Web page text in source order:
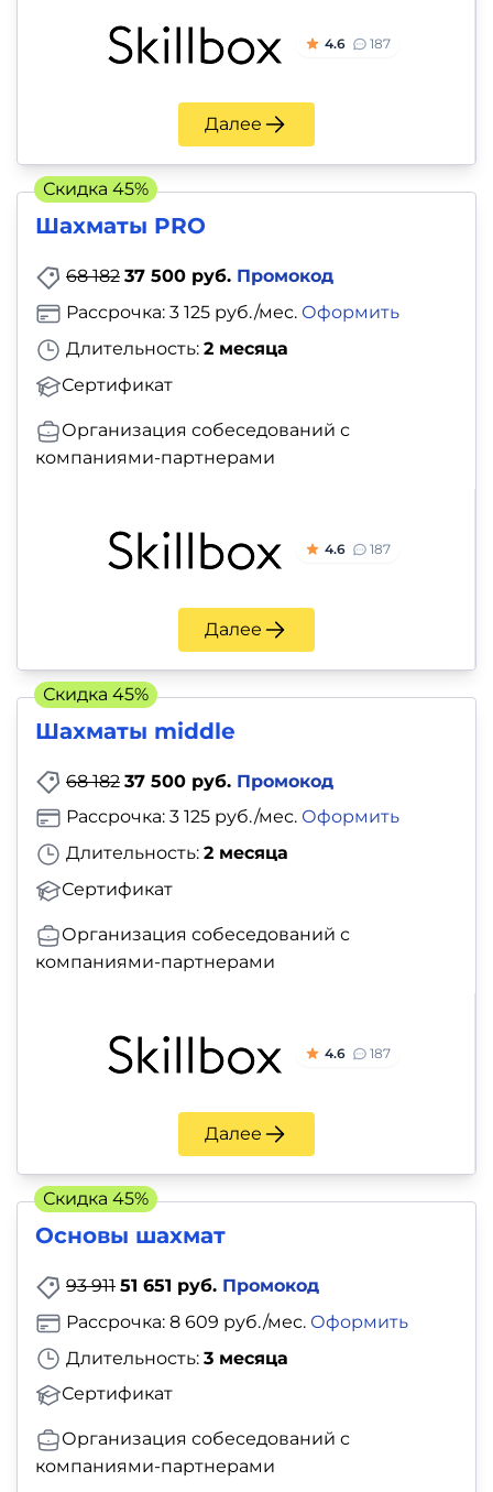
4.6 187
Далее
Шахматы PRO
68 182 37 500 руб. Промокод
Длительность: 2 месяца
Сертификат
Рассрочка: 3 125 руб./мес. Оформить
Организация собеседований с
компаниями-партнерами
4.6 187
Далее
Скидка 45%
Шахматы middle
68 182 37 500 руб. Промокод
Длительность: 2 месяца
Сертификат
Рассрочка: 3 125 руб./мес. Оформить
Организация собеседований с
компаниями-партнерами
4.6 187
Далее
Скидка 45%
Основы шахмат
93 911 51 651 руб. Промокод
Длительность: 3 месяца
Сертификат
Рассрочка: 8 609 руб./мес. Оформить
Организация собеседований с
компаниями-партнерами
Скидка 45%
Психология
саморазвитие
Прочее
Репетиторы
Тесты
на
профориентацию